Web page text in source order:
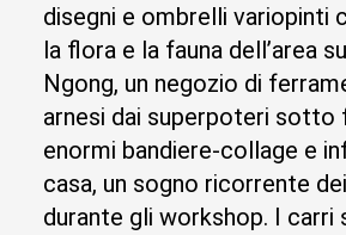
disegni e ombrelli variopinti
la flora e la fauna dell’area
Ngong, un negozio di
arnesi dai superpoteri sotto
enormi bandiere-collage e
casa, un sogno ricorrente
durante gli workshop. I carri